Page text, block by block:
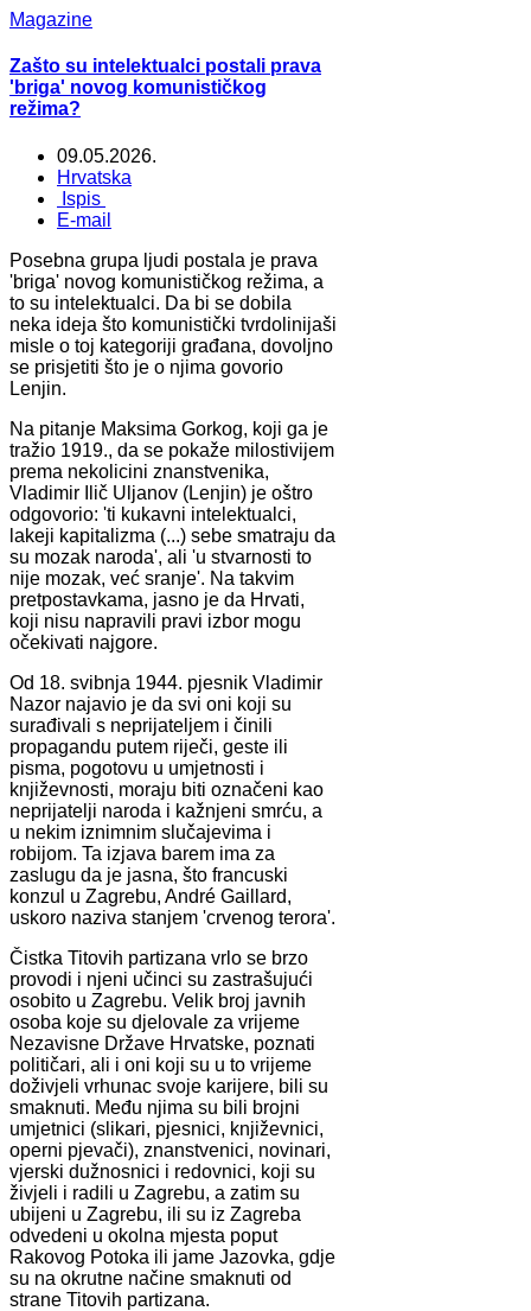
Magazine
Zašto su intelektualci postali prava
'briga' novog komunističkog
režima?
09.05.2026.
Hrvatska
Ispis
E-mail
Posebna grupa ljudi postala je prava
'briga' novog komunističkog režima, a
to su intelektualci. Da bi se dobila
neka ideja što komunistički tvrdolinijaši
misle o toj kategoriji građana, dovoljno
se prisjetiti što je o njima govorio
Lenjin.
Na pitanje Maksima Gorkog, koji ga je
tražio 1919., da se pokaže milostivijem
prema nekolicini znanstvenika,
Vladimir Ilič Uljanov (Lenjin) je oštro
odgovorio: 'ti kukavni intelektualci,
lakeji kapitalizma (...) sebe smatraju da
su mozak naroda', ali 'u stvarnosti to
nije mozak, već sranje'. Na takvim
pretpostavkama, jasno je da Hrvati,
koji nisu napravili pravi izbor mogu
očekivati najgore.
Od 18. svibnja 1944. pjesnik Vladimir
Nazor najavio je da svi oni koji su
surađivali s neprijateljem i činili
propagandu putem riječi, geste ili
pisma, pogotovu u umjetnosti i
književnosti, moraju biti označeni kao
neprijatelji naroda i kažnjeni smrću, a
u nekim iznimnim slučajevima i
robijom. Ta izjava barem ima za
zaslugu da je jasna, što francuski
konzul u Zagrebu, André Gaillard,
uskoro naziva stanjem 'crvenog terora'.
Čistka Titovih partizana vrlo se brzo
provodi i njeni učinci su zastrašujući
osobito u Zagrebu. Velik broj javnih
osoba koje su djelovale za vrijeme
Nezavisne Države Hrvatske, poznati
političari, ali i oni koji su u to vrijeme
doživjeli vrhunac svoje karijere, bili su
smaknuti. Među njima su bili brojni
umjetnici (slikari, pjesnici, književnici,
operni pjevači), znanstvenici, novinari,
vjerski dužnosnici i redovnici, koji su
živjeli i radili u Zagrebu, a zatim su
ubijeni u Zagrebu, ili su iz Zagreba
odvedeni u okolna mjesta poput
Rakovog Potoka ili jame Jazovka, gdje
su na okrutne načine smaknuti od
strane Titovih partizana.